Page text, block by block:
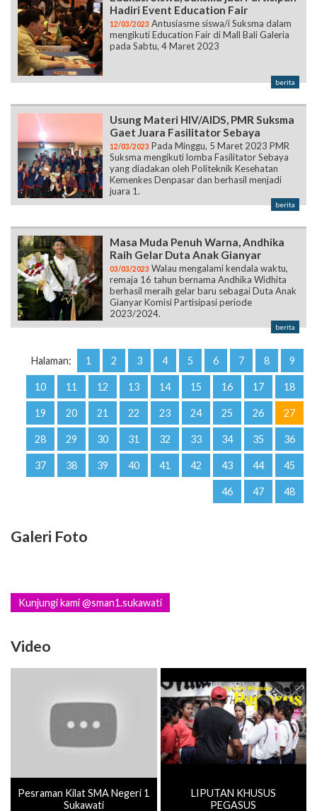
Hadiri Event Education Fair
12/03/2023 Antusiasme siswa/i Suksma dalam
mengikuti Education Fair di Mall Bali Galeria
pada Sabtu, 4 Maret 2023
berita
Usung Materi HIV/AIDS, PMR Suksma
Gaet Juara Fasilitator Sebaya
12/03/2023 Pada Minggu, 5 Maret 2023 PMR
Suksma mengikuti lomba Fasilitator Sebaya
yang diadakan oleh Politeknik Kesehatan
Kemenkes Denpasar dan berhasil menjadi
juara 1.
berita
Masa Muda Penuh Warna, Andhika
Raih Gelar Duta Anak Gianyar
03/03/2023 Walau mengalami kendala waktu,
remaja 16 tahun bernama Andhika Widhita
berhasil meraih gelar baru sebagai Duta Anak
Gianyar Komisi Partisipasi periode
2023/2024.
berita
Halaman: 1 2 3 4 5 6 7 8 9
10 11 12 13 14 15 16 17 18
19 20 21 22 23 24 25 26 27
28 29 30 31 32 33 34 35 36
37 38 39 40 41 42 43 44 45
46 47 48
Galeri Foto
Kunjungi kami @sman1.sukawati
Video
Pesraman Kilat SMA Negeri 1
Sukawati
LIPUTAN KHUSUS
PEGASUS